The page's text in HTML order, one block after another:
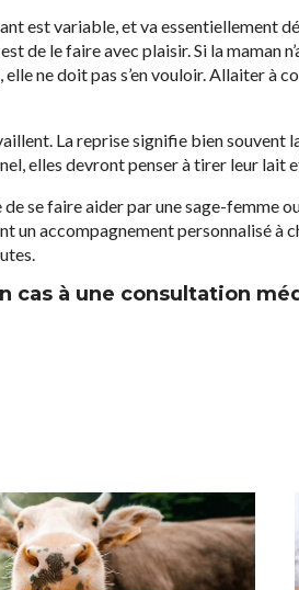
est variable, et va essentiellement
de le faire avec plaisir. Si la maman
ne doit pas s’en vouloir. Allaiter à
La reprise signifie bien souvent
elles devront penser à tirer leur lait
de se faire aider par une sage-femme
accompagnement personnalisé à
cas à une consultation